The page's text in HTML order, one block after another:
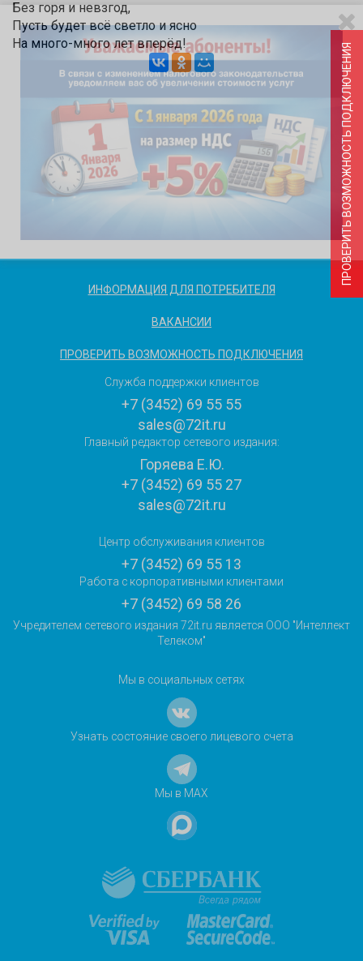
ПРОВЕРИТЬ ВОЗМОЖНОСТЬ ПОДКЛЮЧЕНИЯ
Без горя и невзгод,
Пусть будет всё светло и ясно
На много-много лет вперёд!
ИНФОРМАЦИЯ ДЛЯ ПОТРЕБИТЕЛЯ
ВАКАНСИИ
ПРОВЕРИТЬ ВОЗМОЖНОСТЬ ПОДКЛЮЧЕНИЯ
Служба поддержки клиентов
+7 (3452) 69 55 55
sales@72it.ru
Главный редактор сетевого издания:
Горяева Е.Ю.
+7 (3452) 69 55 27
sales@72it.ru
Центр обслуживания клиентов
+7 (3452) 69 55 13
Работа с корпоративными клиентами
+7 (3452) 69 58 26
Учредителем сетевого издания 72it.ru является ООО "Интеллект
Телеком"
Мы в социальных сетях
Узнать состояние своего лицевого счета
Мы в MAX